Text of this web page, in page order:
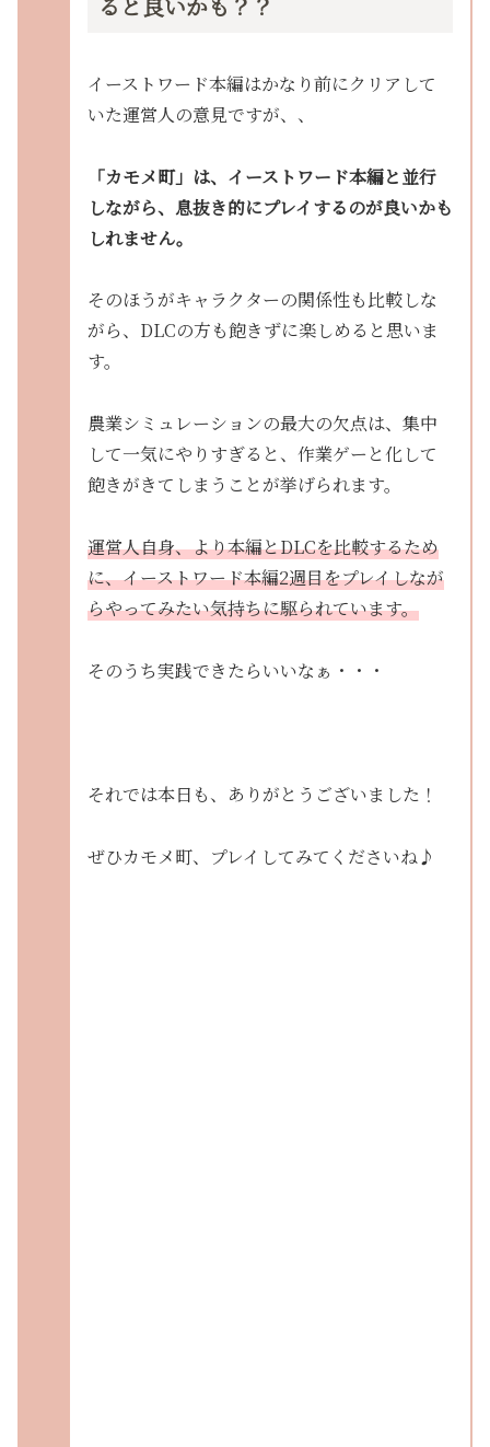
ると良いかも？？
イーストワード本編はかなり前にクリアして
いた運営人の意見ですが、、
「カモメ町」は、イーストワード本編と並行
しながら、息抜き的にプレイするのが良いかも
しれません。
そのほうがキャラクターの関係性も比較しな
がら、DLCの方も飽きずに楽しめると思いま
す。
農業シミュレーションの最大の欠点は、集中
して一気にやりすぎると、作業ゲーと化して
飽きがきてしまうことが挙げられます。
運営人自身、より本編とDLCを比較するため
に、イーストワード本編2週目をプレイしなが
らやってみたい気持ちに駆られています。
そのうち実践できたらいいなぁ・・・
それでは本日も、ありがとうございました！
ぜひカモメ町、プレイしてみてくださいね♪